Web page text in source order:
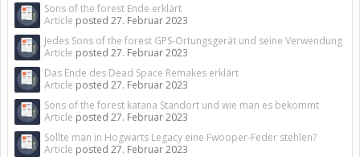
Sons of the forest Ende erklärt
Article posted 27. Februar 2023
Jedes Sons of the forest GPS-Ortungsgerät und seine Verwendung
Article posted 27. Februar 2023
Das Ende des Dead Space Remakes erklärt
Article posted 27. Februar 2023
Sons of the forest katana Standort und wie man es bekommt
Article posted 27. Februar 2023
Sollte man in Hogwarts Legacy eine Fwooper-Feder stehlen?
Article posted 27. Februar 2023